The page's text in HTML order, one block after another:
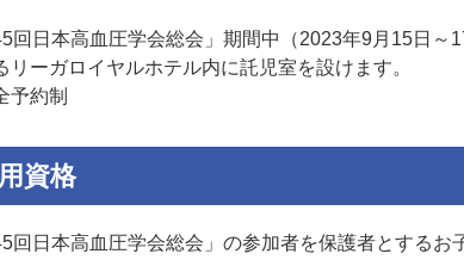
回日本高血圧学会総会」期間中（2023年9月15日
リーガロイヤルホテル内に託児室を設けます。
予約制
資格
回日本高血圧学会総会」の参加者を保護者とするお